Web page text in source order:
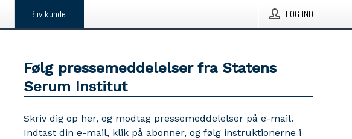
Bliv kunde LOG IND
Følg pressemeddelelser fra Statens
Serum Institut
Skriv dig op her, og modtag pressemeddelelser på e-mail.
Indtast din e-mail, klik på abonner, og følg instruktionerne i